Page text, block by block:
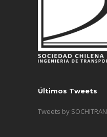
Últimos Tweets
Tweets by SOCHITRAN